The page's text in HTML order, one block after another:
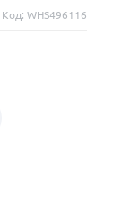
Код: WHS496116